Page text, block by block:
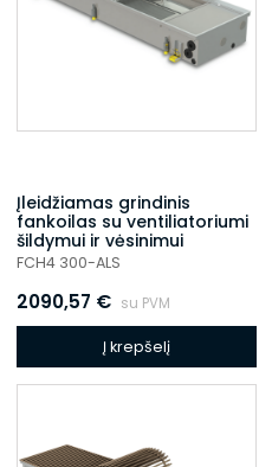
Įleidžiamas grindinis
fankoilas su ventiliatoriumi
šildymui ir vėsinimui
FCH4 300-ALS
2090,57 € su PVM
Į krepšelį